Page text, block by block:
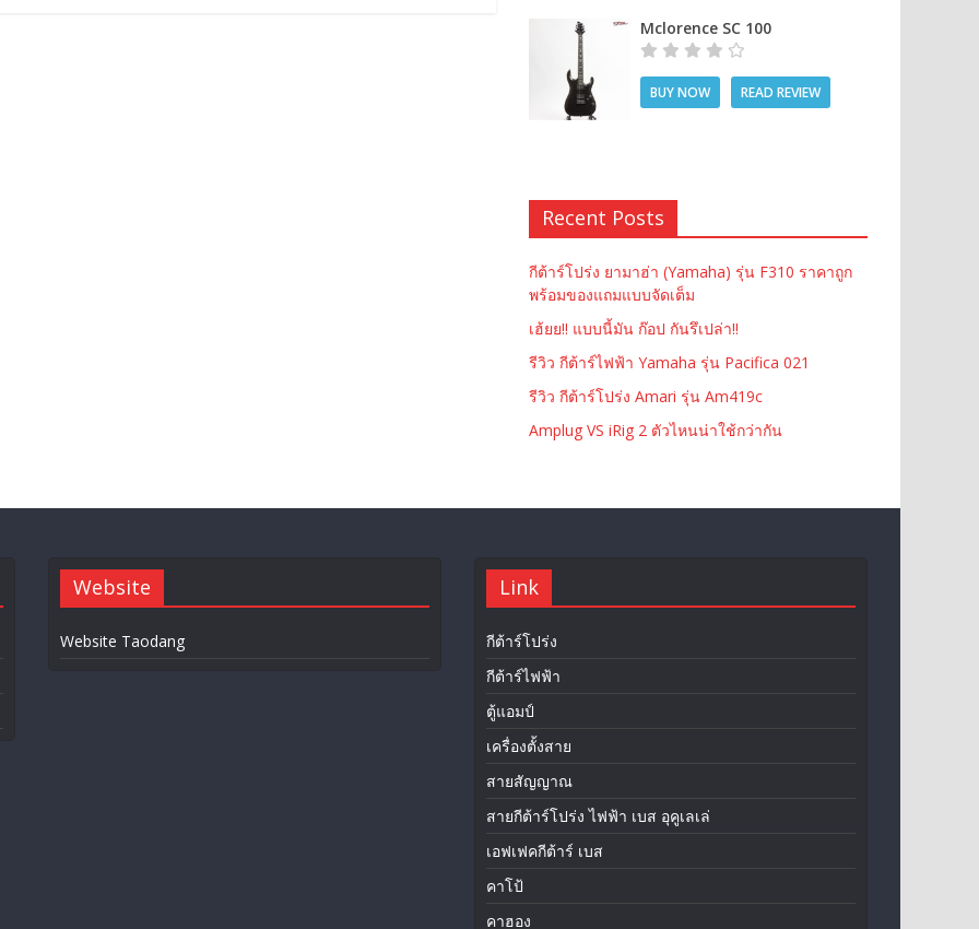
Mclorence SC 100
BUY NOW READ REVIEW
Recent Posts
กีต้าร์โปร่ง ยามาฮ่า (Yamaha) รุ่น F310 ราคาถูก
พร้อมของแถมแบบจัดเต็ม
เฮ้ยย!! แบบนี้มัน ก๊อป กันรึเปล่า!!
รีวิว กีต้าร์ไฟฟ้า Yamaha รุ่น Pacifica 021
รีวิว กีต้าร์โปร่ง Amari รุ่น Am419c
Amplug VS iRig 2 ตัวไหนน่าใช้กว่ากัน
Website
Website Taodang
Link
กีต้าร์โปร่ง
กีต้าร์ไฟฟ้า
ตู้แอมป์
เครื่องตั้งสาย
สายสัญญาณ
สายกีต้าร์โปร่ง ไฟฟ้า เบส อุคูเลเล่
เอฟเฟคกีต้าร์ เบส
คาโป้
คาฮอง